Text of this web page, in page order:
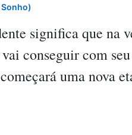
significa que na
conseguir com
uma nova